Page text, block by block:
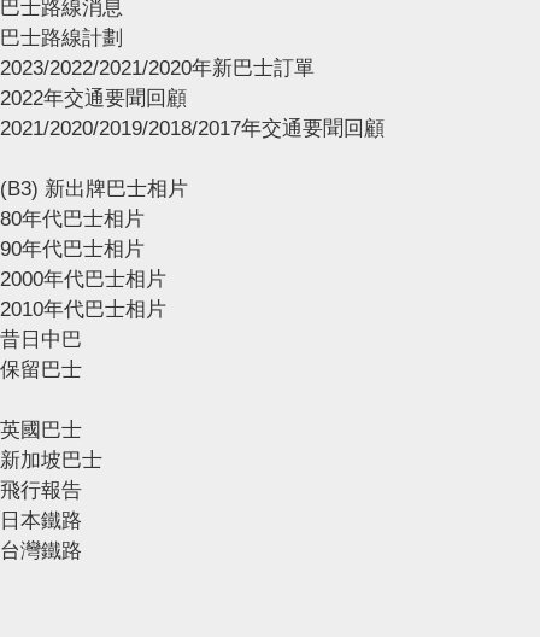
巴士路線消息
巴士路線計劃
2023/2022/2021/2020年新巴士訂單
2022年交通要聞回顧
2021/2020/2019/2018/2017年交通要聞回顧
(B3) 新出牌巴士相片
80年代巴士相片
90年代巴士相片
2000年代巴士相片
2010年代巴士相片
昔日中巴
保留巴士
英國巴士
新加坡巴士
飛行報告
日本鐵路
台灣鐵路